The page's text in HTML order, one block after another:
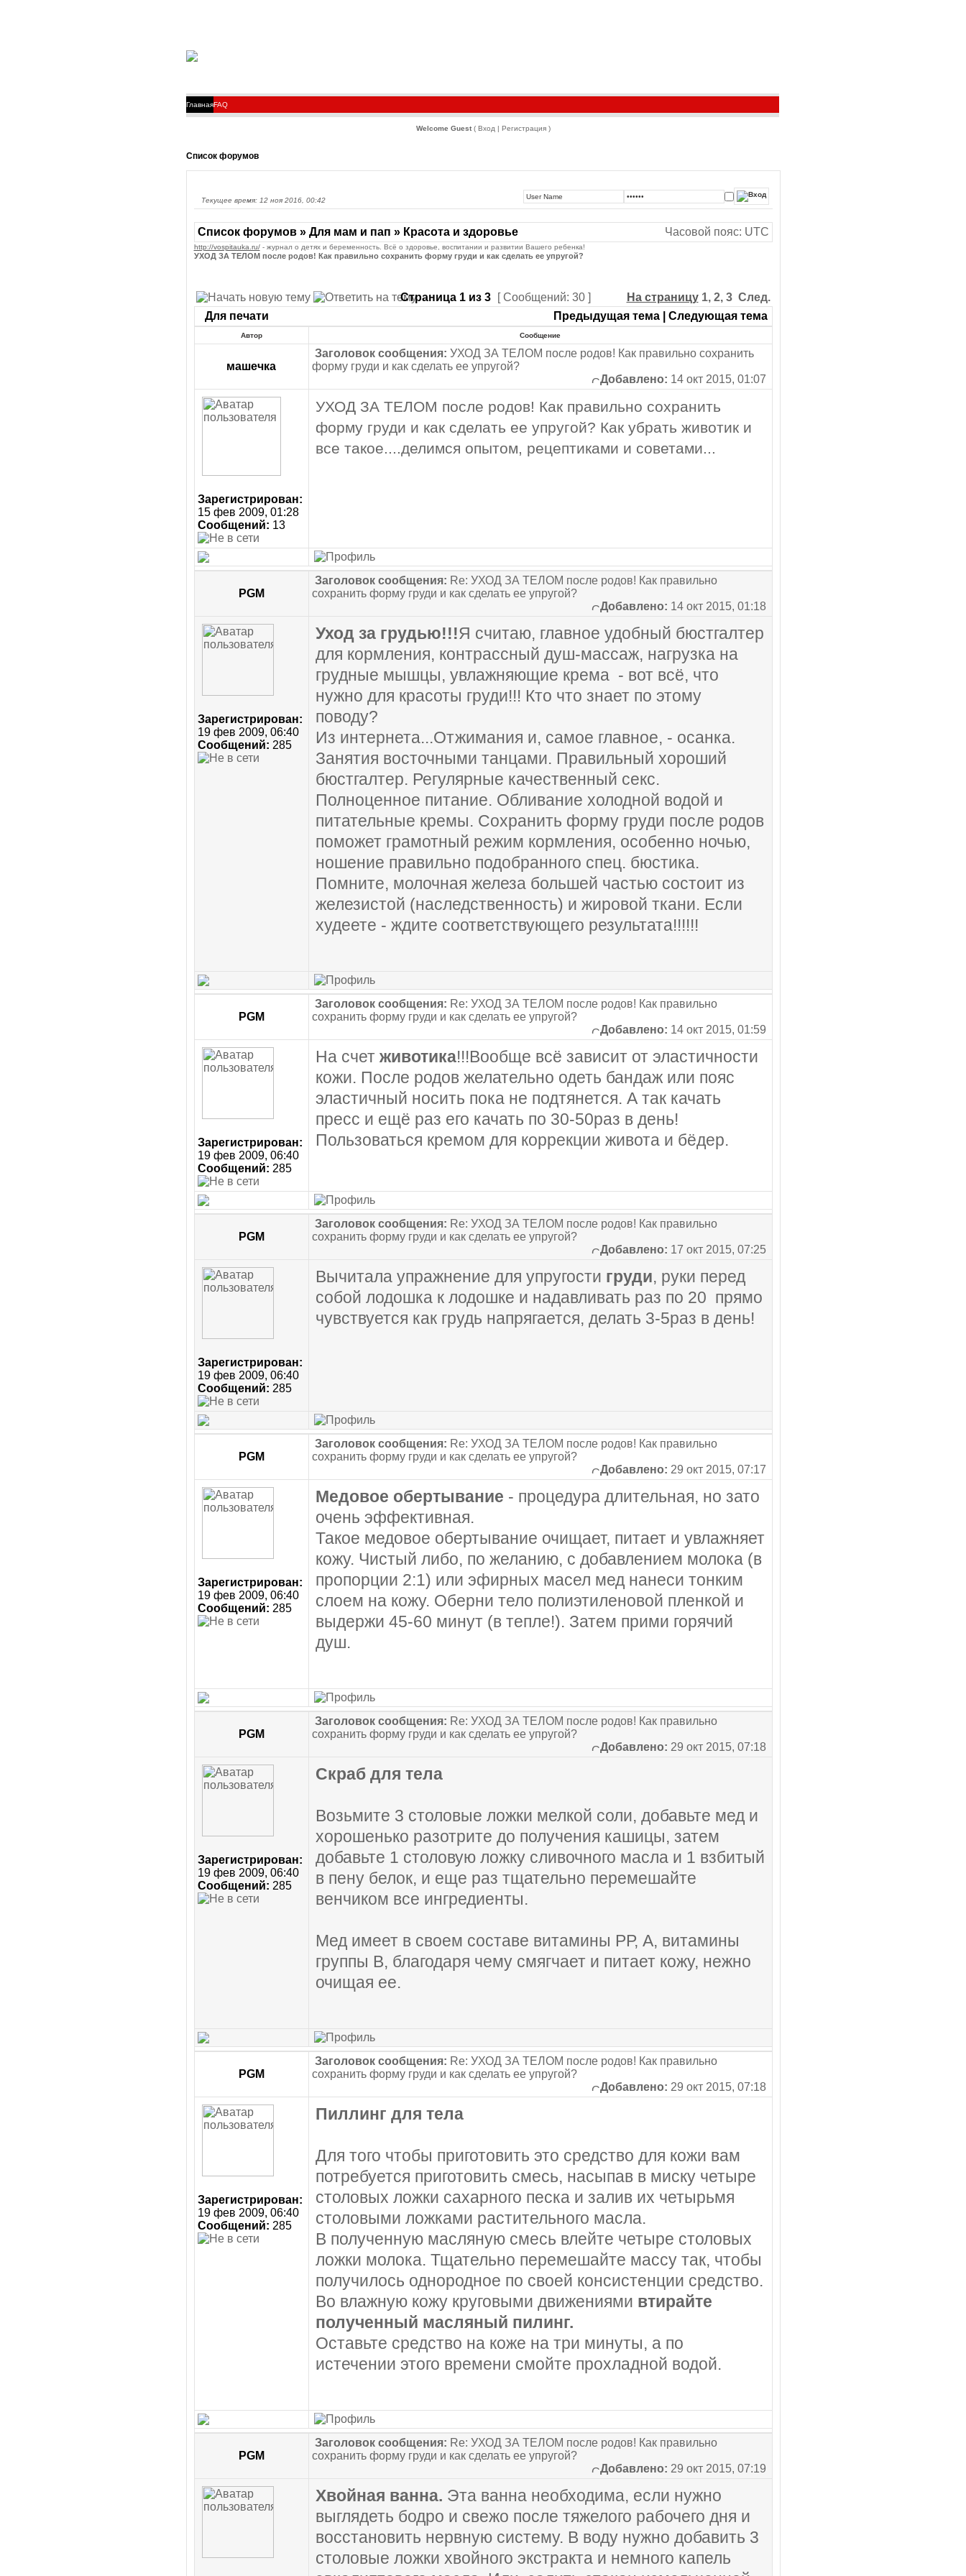
ГлавнаяFAQ
Welcome Guest( Вход | Регистрация )
Список форумов
Текущее время: 12 ноя 2016, 00:42
Список форумов » Для мам и пап » Красота и здоровье Часовой пояс: UTC
http://vospitauka.ru/- журнал о детях и беременность. Всё о здоровье, воспитании и развитии Вашего ребенка!
УХОД ЗА ТЕЛОМ после родов! Как правильно сохранить форму груди и как сделать ее упругой?
Страница 1из 3 [ Сообщений: 30 ] На страницу 1,2,3 След.
Для печати
Предыдущая тема | Следующая тема
Автор Сообщение
машечка
Заголовок сообщения: УХОД ЗА ТЕЛОМ после родов! Как правильно сохранить
форму груди и как сделать ее упругой?
Добавлено: 14 окт 2015, 01:07
Зарегистрирован:
15 фев 2009, 01:28
Сообщений: 13
УХОД ЗА ТЕЛОМ после родов! Как правильно сохранить
форму груди и как сделать ее упругой? Как убрать животик и
все такое....делимся опытом, рецептиками и советами...
PGM
Заголовок сообщения: Re: УХОД ЗА ТЕЛОМ после родов! Как правильно
сохранить форму груди и как сделать ее упругой?
Добавлено: 14 окт 2015, 01:18
Зарегистрирован:
19 фев 2009, 06:40
Сообщений: 285
Уход за грудью!!!Я считаю, главное удобный бюстгалтер
для кормления, контрассный душ-массаж, нагрузка на
грудные мышцы, увлажняющие крема - вот всё, что
нужно для красоты груди!!! Кто что знает по этому
поводу?
Из интернета...Отжимания и, самое главное, - осанка.
Занятия восточными танцами. Правильный хороший
бюстгалтер. Регулярные качественный секс.
Полноценное питание. Обливание холодной водой и
питательные кремы. Сохранить форму груди после родов
поможет грамотный режим кормления, особенно ночью,
ношение правильно подобранного спец. бюстика.
Помните, молочная железа большей частью состоит из
железистой (наследственность) и жировой ткани. Если
худеете - ждите соответствующего результата!!!!!!
PGM
Заголовок сообщения: Re: УХОД ЗА ТЕЛОМ после родов! Как правильно
сохранить форму груди и как сделать ее упругой?
Добавлено: 14 окт 2015, 01:59
Зарегистрирован:
19 фев 2009, 06:40
Сообщений: 285
На счет животика!!!Вообще всё зависит от эластичности
кожи. После родов желательно одеть бандаж или пояс
эластичный носить пока не подтянется. А так качать
пресс и ещё раз его качать по 30-50раз в день!
Пользоваться кремом для коррекции живота и бёдер.
PGM
Заголовок сообщения: Re: УХОД ЗА ТЕЛОМ после родов! Как правильно
сохранить форму груди и как сделать ее упругой?
Добавлено: 17 окт 2015, 07:25
Зарегистрирован:
19 фев 2009, 06:40
Сообщений: 285
Вычитала упражнение для упругости груди, руки перед
собой лодошка к лодошке и надавливать раз по 20 прямо
чувствуется как грудь напрягается, делать 3-5раз в день!
PGM
Заголовок сообщения: Re: УХОД ЗА ТЕЛОМ после родов! Как правильно
сохранить форму груди и как сделать ее упругой?
Добавлено: 29 окт 2015, 07:17
Зарегистрирован:
19 фев 2009, 06:40
Сообщений: 285
Медовое обертывание - процедура длительная, но зато
очень эффективная.
Такое медовое обертывание очищает, питает и увлажняет
кожу. Чистый либо, по желанию, с добавлением молока (в
пропорции 2:1) или эфирных масел мед нанеси тонким
слоем на кожу. Оберни тело полиэтиленовой пленкой и
выдержи 45-60 минут (в тепле!). Затем прими горячий
душ.
PGM
Заголовок сообщения: Re: УХОД ЗА ТЕЛОМ после родов! Как правильно
сохранить форму груди и как сделать ее упругой?
Добавлено: 29 окт 2015, 07:18
Зарегистрирован:
19 фев 2009, 06:40
Сообщений: 285
Скраб для тела
Возьмите 3 столовые ложки мелкой соли, добавьте мед и
хорошенько разотрите до получения кашицы, затем
добавьте 1 столовую ложку сливочного масла и 1 взбитый
в пену белок, и еще раз тщательно перемешайте
венчиком все ингредиенты.
Мед имеет в своем составе витамины РР, А, витамины
группы В, благодаря чему смягчает и питает кожу, нежно
очищая ее.
PGM
Заголовок сообщения: Re: УХОД ЗА ТЕЛОМ после родов! Как правильно
сохранить форму груди и как сделать ее упругой?
Добавлено: 29 окт 2015, 07:18
Зарегистрирован:
19 фев 2009, 06:40
Сообщений: 285
Пиллинг для тела
Для того чтобы приготовить это средство для кожи вам
потребуется приготовить смесь, насыпав в миску четыре
столовых ложки сахарного песка и залив их четырьмя
столовыми ложками растительного масла.
В полученную масляную смесь влейте четыре столовых
ложки молока. Тщательно перемешайте массу так, чтобы
получилось однородное по своей консистенции средство.
Во влажную кожу круговыми движениями втирайте
полученный масляный пилинг.
Оставьте средство на коже на три минуты, а по
истечении этого времени смойте прохладной водой.
PGM
Заголовок сообщения: Re: УХОД ЗА ТЕЛОМ после родов! Как правильно
сохранить форму груди и как сделать ее упругой?
Добавлено: 29 окт 2015, 07:19
Хвойная ванна. Эта ванна необходима, если нужно
выглядеть бодро и свежо после тяжелого рабочего дня и
восстановить нервную систему. В воду нужно добавить 3
столовые ложки хвойного экстракта и немного капель